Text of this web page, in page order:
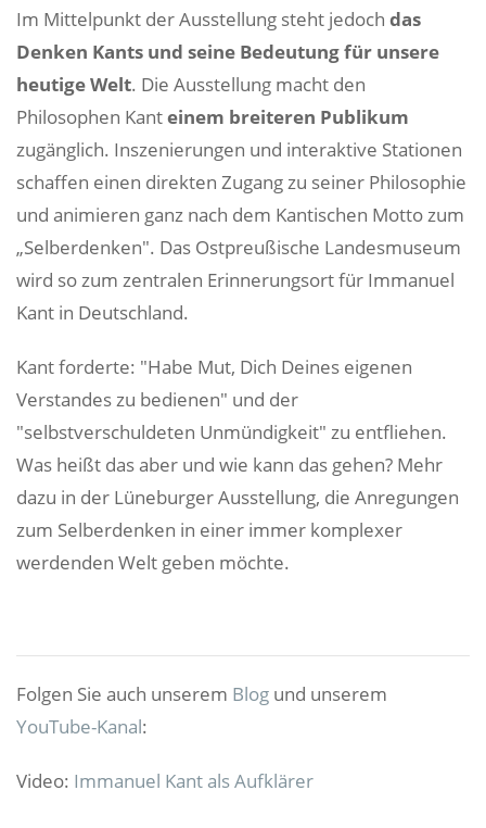
Im Mittelpunkt der Ausstellung steht jedoch das
Denken Kants und seine Bedeutung für unsere
heutige Welt. Die Ausstellung macht den
Philosophen Kanteinem breiteren Publikum
zugänglich. Inszenierungen und interaktive Stationen
schaffen einen direkten Zugang zu seiner Philosophie
und animieren ganz nach dem Kantischen Motto zum
„Selberdenken". Das Ostpreußische Landesmuseum
wird so zum zentralen Erinnerungsort für Immanuel
Kant in Deutschland.
Kant forderte: "Habe Mut, Dich Deines eigenen
Verstandes zu bedienen" und der
"selbstverschuldeten Unmündigkeit" zu entfliehen.
Was heißt das aber und wie kann das gehen? Mehr
dazu in der Lüneburger Ausstellung, die Anregungen
zum Selberdenken in einer immer komplexer
werdenden Welt geben möchte.
Folgen Sie auch unserem Blog und unserem
YouTube-Kanal:
Video: Immanuel Kant als Aufklärer